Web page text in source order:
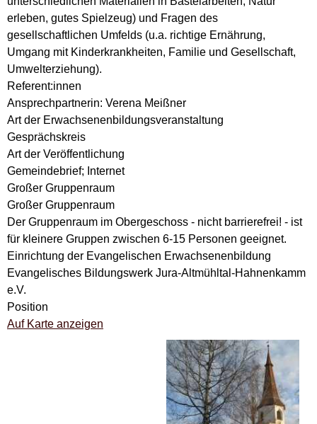
erleben, gutes Spielzeug) und Fragen des
gesellschaftlichen Umfelds (u.a. richtige Ernährung,
Umgang mit Kinderkrankheiten, Familie und Gesellschaft,
Umwelterziehung).
Referent:innen
Ansprechpartnerin: Verena Meißner
Art der Erwachsenenbildungsveranstaltung
Gesprächskreis
Art der Veröffentlichung
Gemeindebrief; Internet
Großer Gruppenraum
Großer Gruppenraum
Der Gruppenraum im Obergeschoss - nicht barrierefrei! - ist
für kleinere Gruppen zwischen 6-15 Personen geeignet.
Einrichtung der Evangelischen Erwachsenenbildung
Evangelisches Bildungswerk Jura-Altmühltal-Hahnenkamm
e.V.
Position
Auf Karte anzeigen